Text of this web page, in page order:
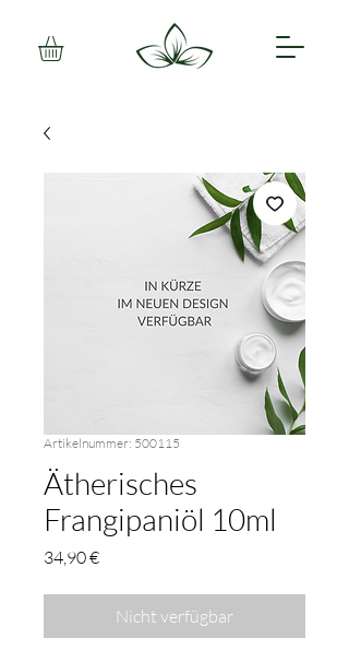
Artikelnummer: 500115
Ätherisches
Frangipaniöl 10ml
34,90 €Preis
Nicht verfügbar